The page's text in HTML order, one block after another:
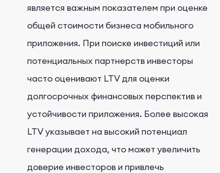
является важным показателем при оценке
общей стоимости бизнеса мобильного
приложения. При поиске инвестиций или
потенциальных партнерств инвесторы
часто оценивают LTV для оценки
долгосрочных финансовых перспектив и
устойчивости приложения. Более высокая
LTV указывает на высокий потенциал
генерации дохода, что может увеличить
доверие инвесторов и привлечь